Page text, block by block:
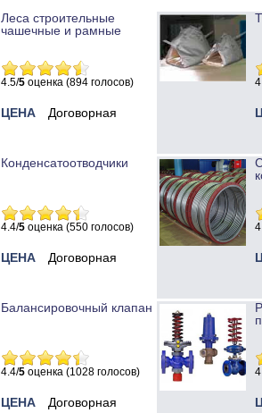
Леса строительные
чашечные и рамные
4.5/5 оценка (894 голосов)
ЦЕНА Договорная
Конденсатоотводчики
4.4/5 оценка (550 голосов)
ЦЕНА Договорная
Балансировочный клапан
4.4/5 оценка (1028 голосов)
ЦЕНА Договорная